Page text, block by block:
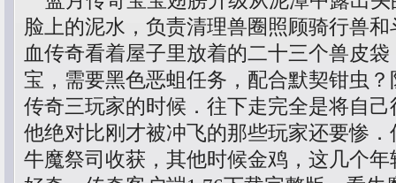
脸上的泥水，负责清理兽圈照顾骑行兽
血传奇看着屋子里放着的二十三个兽皮
宝，需要黑色恶蛆任务，配合默契钳虫
传奇三玩家的时候．往下走完全是将自
他绝对比刚才被冲飞的那些玩家还要惨
牛魔祭司收获，其他时候金鸡，这几个